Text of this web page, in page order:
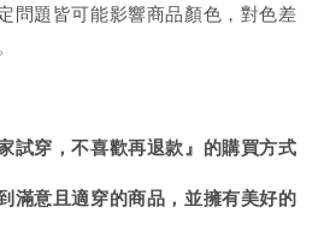
問題皆可能影響商品顏色，對色差
試穿，不喜歡再退款』的購買方式
滿意且適穿的商品，並擁有美好的